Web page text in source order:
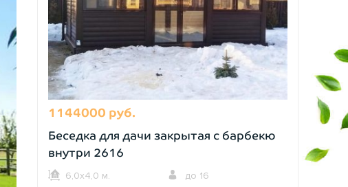
1144000 руб.
Беседка для дачи закрытая с барбекю
внутри 2616
6,0х4,0 м. до 16